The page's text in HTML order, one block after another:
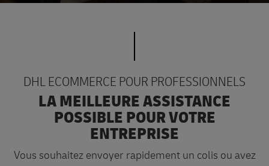
DHL ECOMMERCE POUR PROFESSIONNELS
LA MEILLEURE ASSISTANCE
POSSIBLE POUR VOTRE
ENTREPRISE
Vous souhaitez envoyer rapidement un colis ou avez